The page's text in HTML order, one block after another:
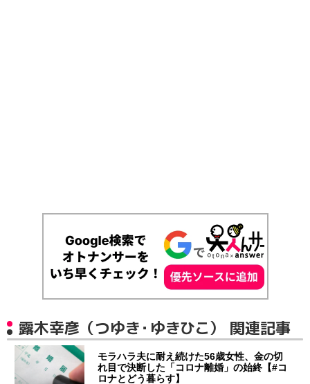
露木幸彦（つゆき・ゆきひこ） 関連記事
モラハラ夫に耐え続けた56歳女性、金の切
れ目で決断した「コロナ離婚」の始終【#コ
ロナとどう暮らす】